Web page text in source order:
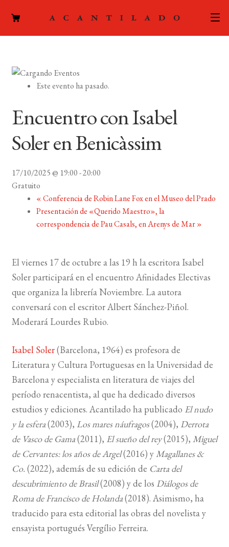
PODCAST
LA EDITORIAL
hijo
FOREIGN RIGHTS
CONTACTO
MI CUENTA
LISTA DE LIBROS
Este evento ha pasado.
Encuentro con Isabel
Soler en Benicàssim
17/10/2025 @ 19:00-20:00
Gratuito
«Conferencia de Robin Lane Fox en el Museo del Prado
Presentación de «Querido Maestro», la
correspondencia de Pau Casals, en Arenys de Mar»
El viernes 17 de octubre a las 19 h la escritora Isabel
Soler participará en el encuentro Afinidades Electivas
que organiza la librería Noviembre. La autora
conversará con el escritor Albert Sánchez-Piñol.
Moderará Lourdes Rubio.
Isabel Soler(Barcelona, 1964) es profesora de
Literatura y Cultura Portuguesas en la Universidad de
Barcelona y especialista en literatura de viajes del
período renacentista, al que ha dedicado diversos
estudios y ediciones. Acantilado ha publicado El nudo
y la esfera(2003), Los mares náufragos(2004), Derrota
de Vasco de Gama(2011), El sueño del rey(2015), Miguel
de Cervantes: los años de Argel(2016) yMagallanes &
Co. (2022), además de su edición de Carta del
descubrimiento de Brasil(2008) y de los Diálogos de
Roma de Francisco de Holanda(2018). Asimismo, ha
traducido para esta editorial las obras del novelista y
ensayista portugués Vergílio Ferreira.